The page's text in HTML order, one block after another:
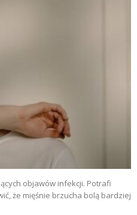
objawów infekcji. Potrafi
że mięśnie brzucha bolą bardziej